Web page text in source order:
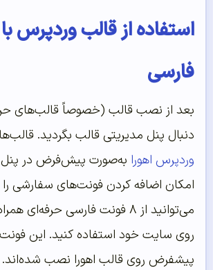
استفاده از قالب وردپرس
فارسی
بعد از نصب قالب (خصوصاً قالب‌های
دنبال پنل مدیریتی قالب بگردید.
وردپرس اهورا به‌صورت پیش‌فرض در پنل
امکان اضافه کردن فونت‌های سفارشی
می‌توانید از ۸ فونت فارسی
روی سایت خود استفاده کنید. این
پیشفرض روی قالب اهورا نصب شده‌اند.